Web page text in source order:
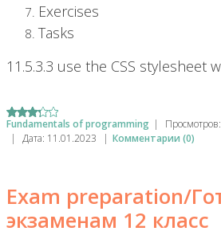
Exercises
Tasks
11.5.3.3 use the CSS stylesheet
Fundamentals of programming | Просмотров:
|
Дата: 11.01.2023 | Комментарии (0)
Exam preparation/
экзаменам 12 класс